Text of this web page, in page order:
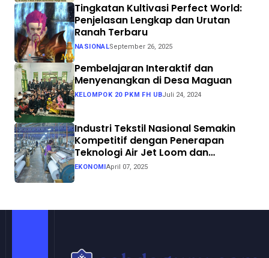
Tingkatan Kultivasi Perfect World:
Penjelasan Lengkap dan Urutan
Ranah Terbaru
NASIONALSeptember 26, 2025
Pembelajaran Interaktif dan
Menyenangkan di Desa Maguan
KELOMPOK 20 PKM FH UBJuli 24, 2024
Industri Tekstil Nasional Semakin
Kompetitif dengan Penerapan
Teknologi Air Jet Loom dan
Continuous Dyeing di CV. Garuda
Solo Perkasa
EKONOMIApril 07, 2025